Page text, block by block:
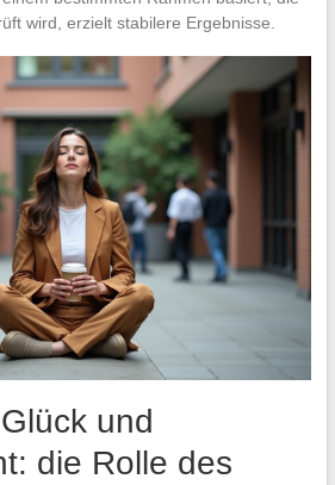
wird, erzielt stabilere Ergebnisse.
und
die Rolle des